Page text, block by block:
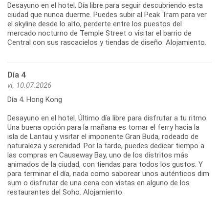
Desayuno en el hotel. Día libre para seguir descubriendo esta
ciudad que nunca duerme. Puedes subir al Peak Tram para ver
el skyline desde lo alto, perderte entre los puestos del
mercado nocturno de Temple Street o visitar el barrio de
Central con sus rascacielos y tiendas de diseño. Alojamiento.
Día 4
vi, 10.07.2026
Día 4. Hong Kong
Desayuno en el hotel. Último día libre para disfrutar a tu ritmo.
Una buena opción para la mañana es tomar el ferry hacia la
isla de Lantau y visitar el imponente Gran Buda, rodeado de
naturaleza y serenidad. Por la tarde, puedes dedicar tiempo a
las compras en Causeway Bay, uno de los distritos más
animados de la ciudad, con tiendas para todos los gustos. Y
para terminar el día, nada como saborear unos auténticos dim
sum o disfrutar de una cena con vistas en alguno de los
restaurantes del Soho. Alojamiento.